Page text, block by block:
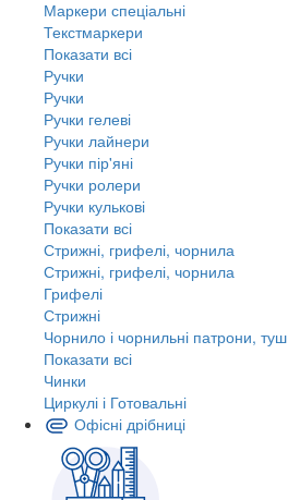
Маркери спеціальні
Текстмаркери
Показати всі
Ручки
Ручки
Ручки гелеві
Ручки лайнери
Ручки пір'яні
Ручки ролери
Ручки кулькові
Показати всі
Стрижні, грифелі, чорнила
Стрижні, грифелі, чорнила
Грифелі
Стрижні
Чорнило і чорнильні патрони, туш
Показати всі
Чинки
Циркулі і Готовальні
Офісні дрібниці